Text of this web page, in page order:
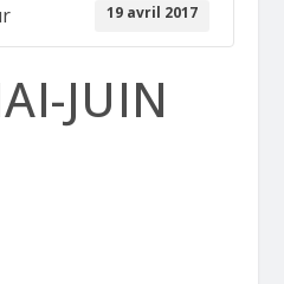
19 avril 2017
JUIN